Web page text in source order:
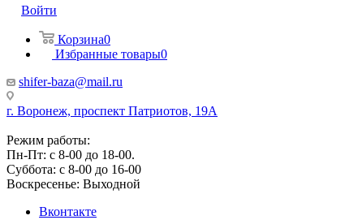
Войти
Корзина0
Избранные товары0
shifer-baza@mail.ru
г. Воронеж, проспект Патриотов, 19А
Режим работы:
Пн-Пт: с 8-00 до 18-00.
Суббота: с 8-00 до 16-00
Воскресенье: Выходной
Вконтакте